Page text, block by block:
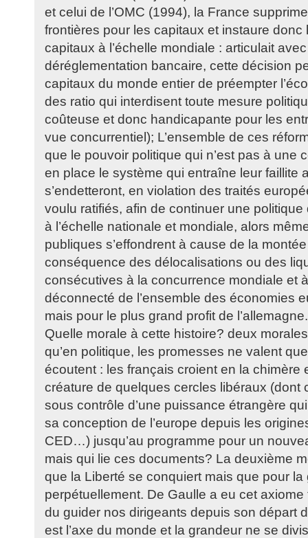
et celui de l’OMC (1994), la France
frontières pour les capitaux et instaure donc
capitaux à l’échelle mondiale : articulait
déréglementation bancaire, cette décision
capitaux du monde entier de préempter
des ratio qui interdisent toute mesure
coûteuse et donc handicapante pour les
vue concurrentiel); L’ensemble de ces
que le pouvoir politique qui n’est pas à une
en place le système qui entraîne leur faillite
s’endetteront, en violation des traités
voulu ratifiés, afin de continuer une
à l’échelle nationale et mondiale, alors
publiques s’effondrent à cause de la
conséquence des délocalisations ou des
consécutives à la concurrence mondiale et
déconnecté de l’ensemble des économies
mais pour le plus grand profit de l’allemagne.
Quelle morale à cette histoire? deux
qu’en politique, les promesses ne valent
écoutent : les français croient en la chimère
créature de quelques cercles libéraux (dont
sous contrôle d’une puissance étrangère
sa conception de l’europe depuis les
CED…) jusqu’au programme pour un
mais qui lie ces documents? La deuxième
que la Liberté se conquiert mais que pour la
perpétuellement. De Gaulle a eu cet
du guider nos dirigeants depuis son départ
est l’axe du monde et la grandeur ne se